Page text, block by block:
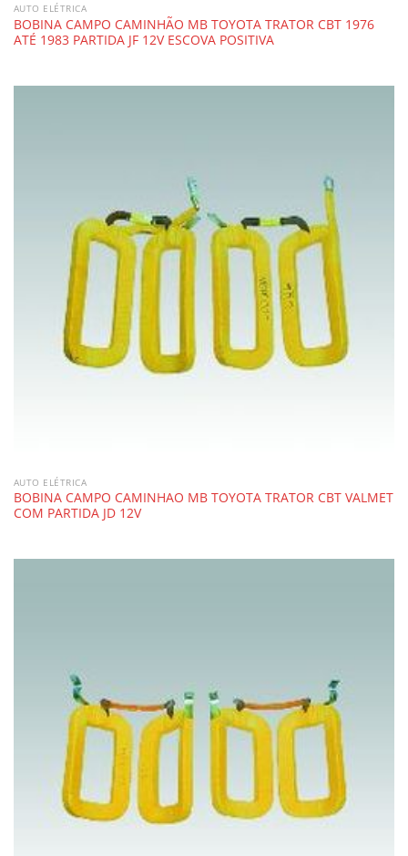
AUTO ELÉTRICA
BOBINA CAMPO CAMINHÃO MB TOYOTA TRATOR CBT 1976
ATÉ 1983 PARTIDA JF 12V ESCOVA POSITIVA
AUTO ELÉTRICA
BOBINA CAMPO CAMINHAO MB TOYOTA TRATOR CBT VALMET
COM PARTIDA JD 12V